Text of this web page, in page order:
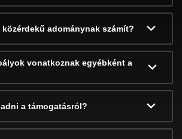
adománynak számít?
vonatkoznak egyébként a
a támogatásról?